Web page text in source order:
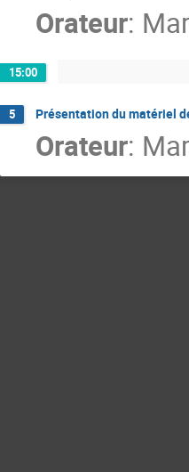
Orateur:
15:00
5 Présentation du matériel
Orateur: